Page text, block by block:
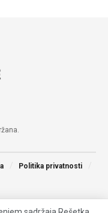
Politika privatnosti